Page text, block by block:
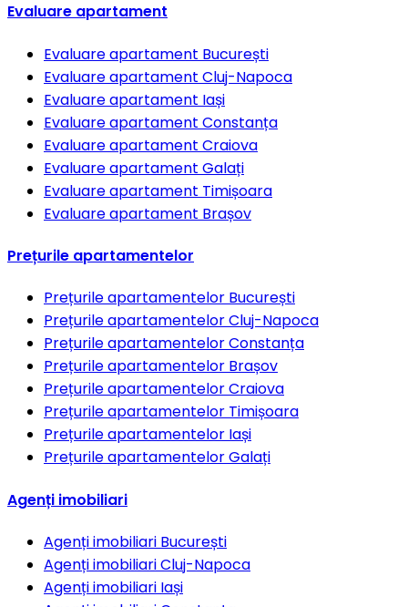
Evaluare apartament
Evaluare apartament București
Evaluare apartament Cluj-Napoca
Evaluare apartament Iași
Evaluare apartament Constanța
Evaluare apartament Craiova
Evaluare apartament Galați
Evaluare apartament Timișoara
Evaluare apartament Brașov
Prețurile apartamentelor
Prețurile apartamentelor București
Prețurile apartamentelorCluj-Napoca
Prețurile apartamentelorConstanța
Prețurile apartamentelor Brașov
Prețurile apartamentelorCraiova
Prețurile apartamentelor Timișoara
Prețurile apartamentelor Iași
Prețurile apartamentelorGalați
Agenți imobiliari
Agenți imobiliari București
Agenți imobiliariCluj-Napoca
Agenți imobiliari Iași